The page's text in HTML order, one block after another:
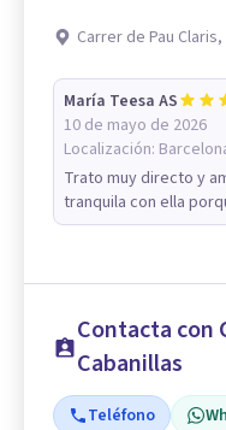
Carrer de Pau
María Teesa AS
10 de mayo de 2026
Localización:
Trato muy directo y
tranquila con ella
Contacta con
Cabanillas
Teléfono